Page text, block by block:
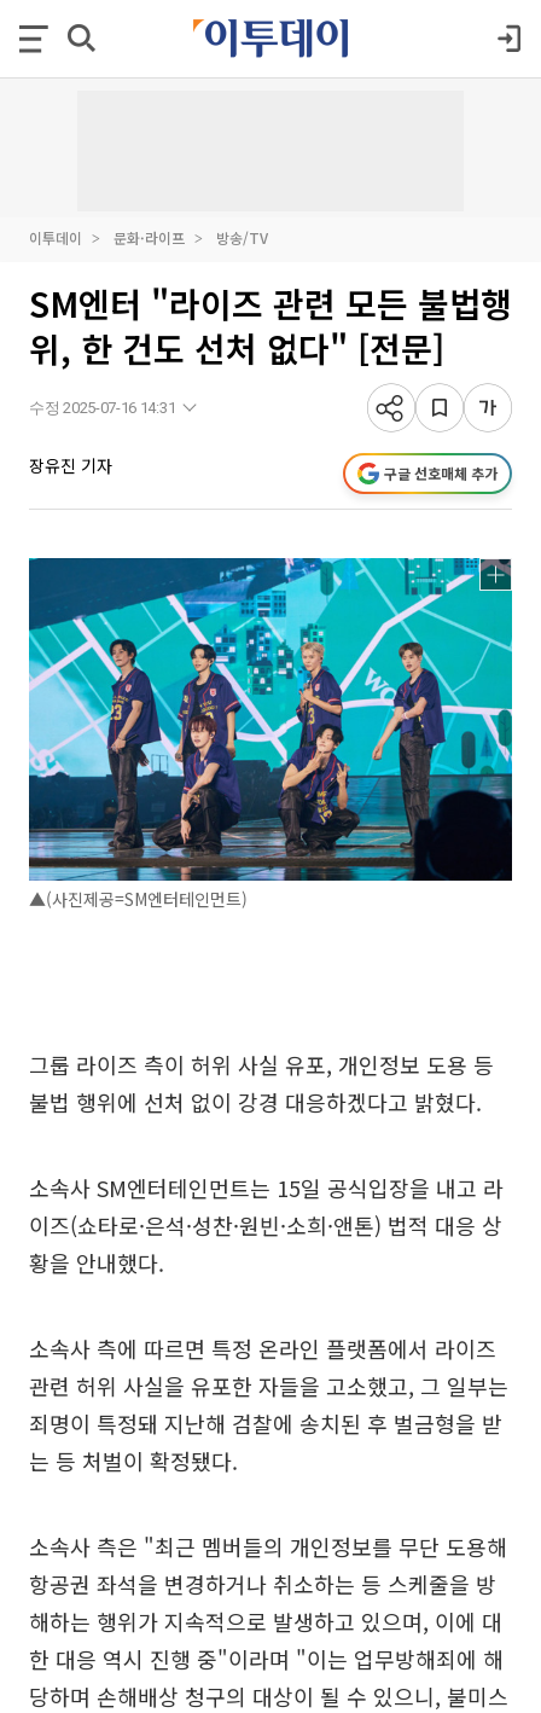
이투데이 문화·라이프 방송/TV
SM엔터 "라이즈 관련 모든 불법행
위, 한 건도 선처 없다" [전문]
수정 2025-07-16 14:31
장유진 기자 구글 선호매체 추가
▲(사진제공=SM엔터테인먼트)
그룹 라이즈 측이 허위 사실 유포, 개인정보 도용 등
불법 행위에 선처 없이 강경 대응하겠다고 밝혔다.
소속사 SM엔터테인먼트는 15일 공식입장을 내고 라
이즈(쇼타로·은석·성찬·원빈·소희·앤톤) 법적 대응 상
황을 안내했다.
소속사 측에 따르면 특정 온라인 플랫폼에서 라이즈
관련 허위 사실을 유포한 자들을 고소했고, 그 일부는
죄명이 특정돼 지난해 검찰에 송치된 후 벌금형을 받
는 등 처벌이 확정됐다.
소속사 측은 "최근 멤버들의 개인정보를 무단 도용해
항공권 좌석을 변경하거나 취소하는 등 스케줄을 방
해하는 행위가 지속적으로 발생하고 있으며, 이에 대
한 대응 역시 진행 중"이라며 "이는 업무방해죄에 해
당하며 손해배상 청구의 대상이 될 수 있으니, 불미스